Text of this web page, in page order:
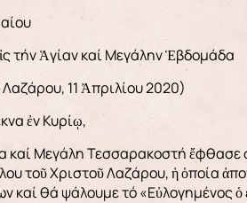
τήν Ἁγίαν καί Μεγάλην Ἑβδομάδα
11 Ἀπριλίου 2020)
ἐν Κυρίῳ,
καί Μεγάλη Τεσσαρακοστή
τοῦ Χριστοῦ Λαζάρου, ἡ ὁποία
καί θά ψάλουμε τό «Εὐλογημένος ὁ